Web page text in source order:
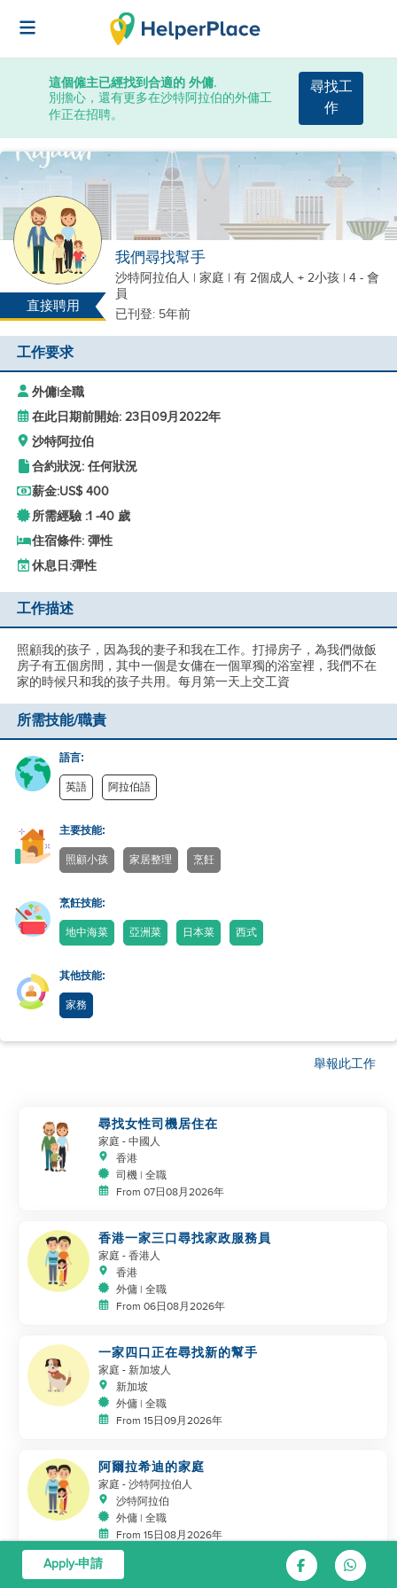
這個僱主已經找到合適的 外傭.
別擔心，還有更多在沙特阿拉伯的外傭工
作正在招聘。
尋找工
作
直接聘用
我們尋找幫手
沙特阿拉伯人 | 家庭 | 有 2個成人 + 2小孩 | 4 - 會
員
已刊登: 5年前
工作要求
外傭|全職
在此日期前開始: 23日09月2022年
沙特阿拉伯
合約狀況: 任何狀況
薪金:US$ 400
所需經驗 :1 -40 歲
住宿條件: 彈性
休息日:彈性
工作描述
照顧我的孩子，因為我的妻子和我在工作。打掃房子，為我們做飯
房子有五個房間，其中一個是女傭在一個單獨的浴室裡，我們不在
家的時候只和我的孩子共用。每月第一天上交工資
所需技能/職責
語言:
英語 阿拉伯語
主要技能:
照顧小孩 家居整理 烹飪
烹飪技能:
地中海菜 亞洲菜 日本菜 西式
其他技能:
家務
舉報此工作
尋找女性司機居住在
家庭 - 中國人
香港
司機 | 全職
From 07日08月2026年
香港一家三口尋找家政服務員
家庭 - 香港人
香港
外傭 | 全職
From 06日08月2026年
一家四口正在尋找新的幫手
家庭 - 新加坡人
新加坡
外傭 | 全職
From 15日09月2026年
阿爾拉希迪的家庭
家庭 - 沙特阿拉伯人
沙特阿拉伯
外傭 | 全職
From 15日08月2026年
Apply-申請